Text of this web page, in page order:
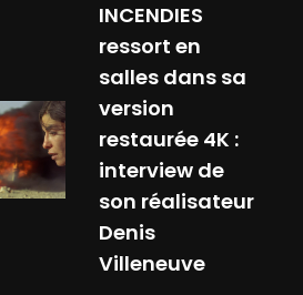
INCENDIES
ressort en
salles dans sa
version
restaurée 4K :
interview de
son réalisateur
Denis
Villeneuve